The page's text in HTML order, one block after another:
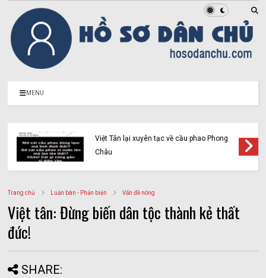
MENU
cái gọi là “Liên minh người Mông vì công lý”
(Kỳ 2)
Trang chủ Luận bàn - Phản biện Vấn đề nóng
Việt tân: Đừng biến dân tộc thành kẻ thất
đức!
SHARE: